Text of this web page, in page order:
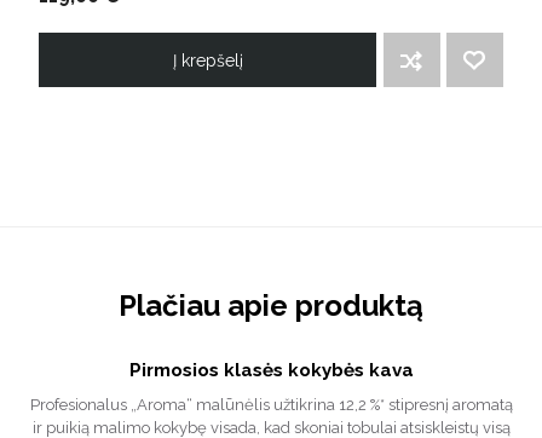
Į krepšelį
Plačiau apie produktą
Pirmosios klasės kokybės kava
Profesionalus „Aroma“ malūnėlis užtikrina 12,2 %* stipresnį aromatą
ir puikią malimo kokybę visada, kad skoniai tobulai atsiskleistų visą